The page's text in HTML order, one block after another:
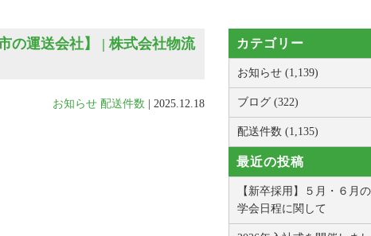
の運送会社】 | 株式会社物流
お知らせ 配送件数 2025.12.18
カテゴリー
お知らせ (1,139)
ブログ (322)
配送件数 (1,135)
最近の投稿
【新卒採用】５月・６月
学会日程に関して